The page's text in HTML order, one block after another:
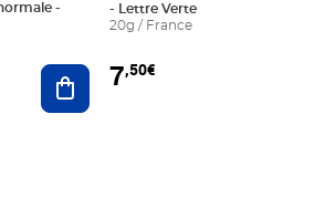
Ajouter au panier
- Lettre Verte
20g / France
7,50€